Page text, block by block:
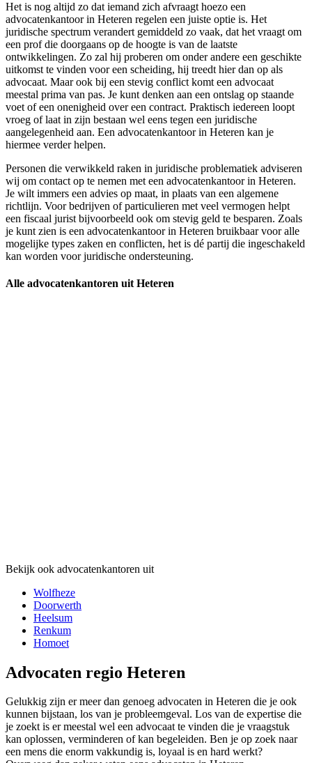
Het is nog altijd zo dat iemand zich afvraagt hoezo een
advocatenkantoor in Heteren regelen een juiste optie is. Het
juridische spectrum verandert gemiddeld zo vaak, dat het vraagt om
een prof die doorgaans op de hoogte is van de laatste
ontwikkelingen. Zo zal hij proberen om onder andere een geschikte
uitkomst te vinden voor een scheiding, hij treedt hier dan op als
advocaat. Maar ook bij een stevig conflict komt een advocaat
meestal prima van pas. Je kunt denken aan een ontslag op staande
voet of een onenigheid over een contract. Praktisch iedereen loopt
vroeg of laat in zijn bestaan wel eens tegen een juridische
aangelegenheid aan. Een advocatenkantoor in Heteren kan je
hiermee verder helpen.
Personen die verwikkeld raken in juridische problematiek adviseren
wij om contact op te nemen met een advocatenkantoor in Heteren.
Je wilt immers een advies op maat, in plaats van een algemene
richtlijn. Voor bedrijven of particulieren met veel vermogen helpt
een fiscaal jurist bijvoorbeeld ook om stevig geld te besparen. Zoals
je kunt zien is een advocatenkantoor in Heteren bruikbaar voor alle
mogelijke types zaken en conflicten, het is dé partij die ingeschakeld
kan worden voor juridische ondersteuning.
Alle advocatenkantoren uit Heteren
Bekijk ook advocatenkantoren uit
Wolfheze
Doorwerth
Heelsum
Renkum
Homoet
Advocaten regio Heteren
Gelukkig zijn er meer dan genoeg advocaten in Heteren die je ook
kunnen bijstaan, los van je probleemgeval. Los van de expertise die
je zoekt is er meestal wel een advocaat te vinden die je vraagstuk
kan oplossen, verminderen of kan begeleiden. Ben je op zoek naar
een mens die enorm vakkundig is, loyaal is en hard werkt?